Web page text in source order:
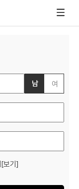
남 여
[보기]